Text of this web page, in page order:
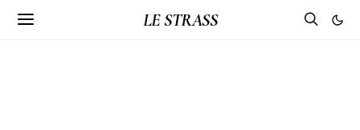
LE STRASS